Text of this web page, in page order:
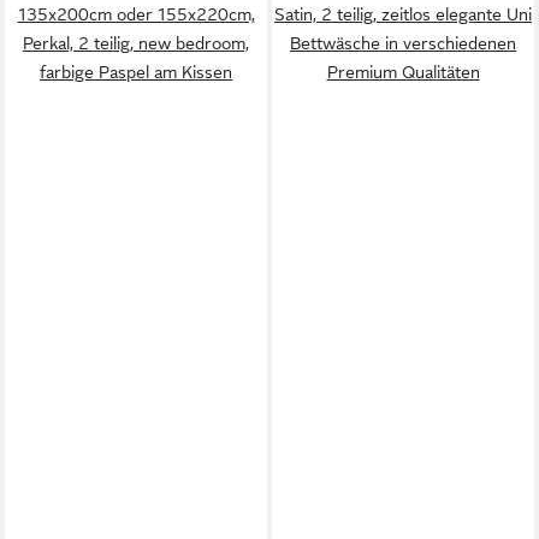
135x200cm oder 155x220cm,
Perkal, 2 teilig, new bedroom,
farbige Paspel am Kissen
Satin, 2 teilig, zeitlos elegante Uni
Bettwäsche in verschiedenen
Premium Qualitäten